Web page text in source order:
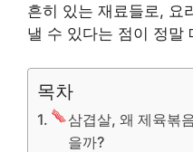
흔히 있는 재료들로, 요
낼 수 있다는 점이 정말
목차
삼겹살, 왜 제육볶
을까?